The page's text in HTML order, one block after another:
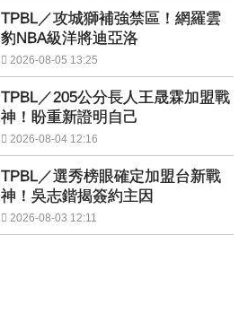
TPBL／攻城獅補強禁區！網羅雲
豹NBA級洋將迪亞洛
2026-08-05 13:25
TPBL／205公分長人王晟霖加盟戰
神！盼重新證明自己
2026-08-04 12:16
TPBL／選秀榜眼確定加盟台新戰
神！吳志鍇揭簽約主因
2026-08-03 12:11